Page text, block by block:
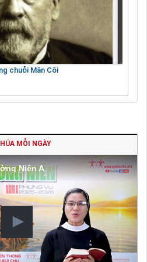
chuỗi Mân Côi
MỖI NGÀY
Niên A